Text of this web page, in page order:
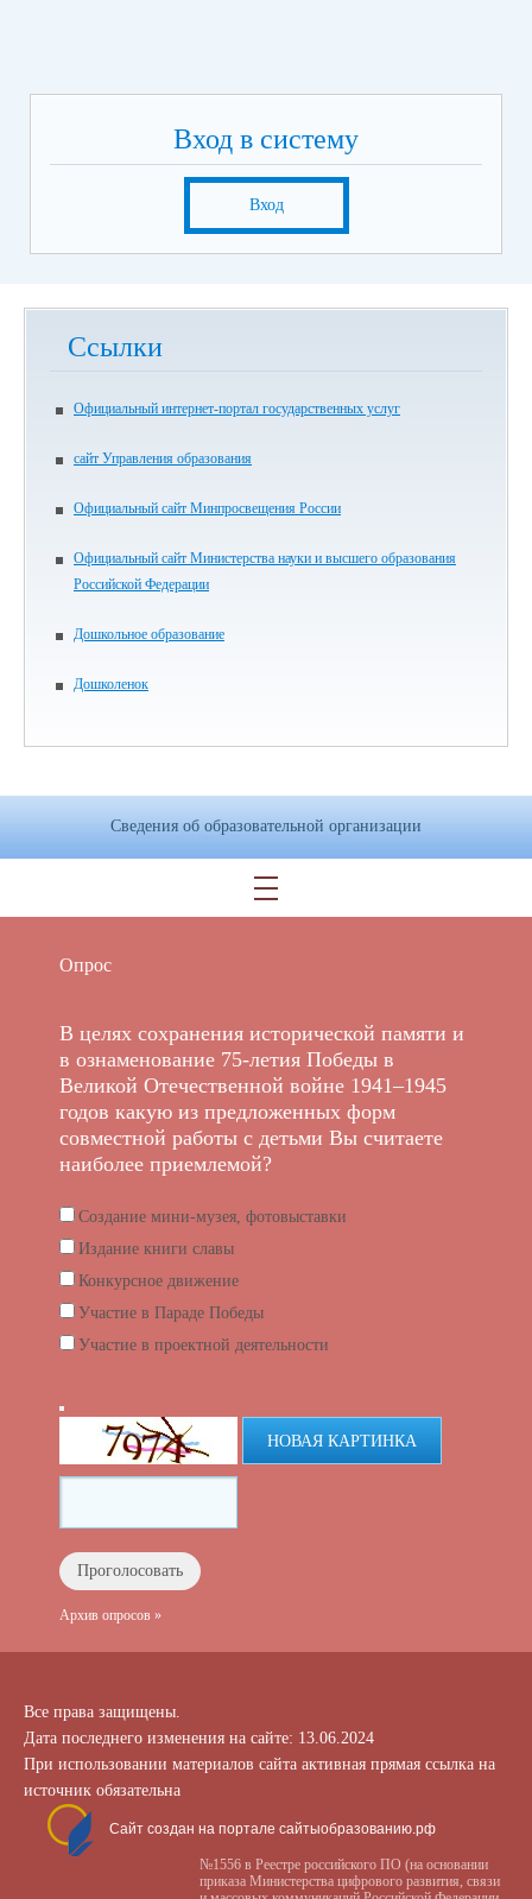
Вход в систему
Вход
Ссылки
Официальный интернет-портал государственных услуг
сайт Управления образования
Официальный сайт Минпросвещения России
Официальный сайт Министерства науки и высшего образования
Российской Федерации
Дошкольное образование
Дошколенок
Сведения об образовательной организации
Опрос
В целях сохранения исторической памяти и
в ознаменование 75-летия Победы в
Великой Отечественной войне 1941–1945
годов какую из предложенных форм
совместной работы с детьми Вы считаете
наиболее приемлемой?
Создание мини-музея, фотовыставки
Издание книги славы
Конкурсное движение
Участие в Параде Победы
Участие в проектной деятельности
НОВАЯ КАРТИНКА
Архив опросов »
Все права защищены.
Дата последнего изменения на сайте: 13.06.2024
При использовании материалов сайта активная прямая ссылка на
источник обязательна
Сайт создан на портале сайтыобразованию.рф
№1556 в Реестре российского ПО (на основании
приказа Министерства цифрового развития, связи